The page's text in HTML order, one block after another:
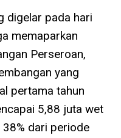
digelar pada hari
memaparkan
Perseroan,
yang
pertama tahun
5,88 juta wet
dari periode